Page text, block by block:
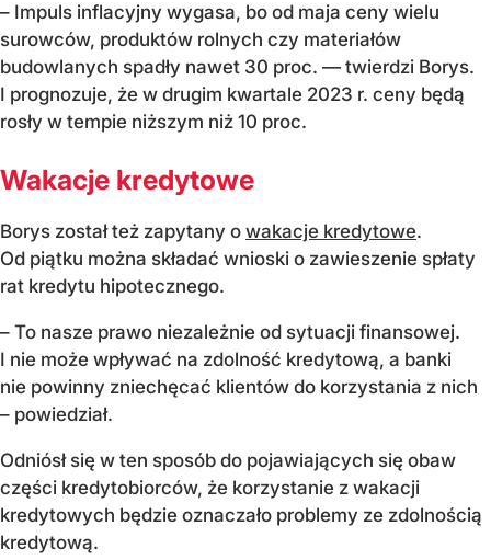
– Impuls inflacyjny wygasa, bo od maja ceny wielu
surowców, produktów rolnych czy materiałów
budowlanych spadły nawet 30 proc. — twierdzi Borys.
I prognozuje, że w drugim kwartale 2023 r. ceny będą
rosły w tempie niższym niż 10 proc.
Wakacje kredytowe
Borys został też zapytany o wakacje kredytowe.
Od piątku można składać wnioski o zawieszenie spłaty
rat kredytu hipotecznego.
– To nasze prawo niezależnie od sytuacji finansowej.
I nie może wpływać na zdolność kredytową, a banki
nie powinny zniechęcać klientów do korzystania z nich
– powiedział.
Odniósł się w ten sposób do pojawiających się obaw
części kredytobiorców, że korzystanie z wakacji
kredytowych będzie oznaczało problemy ze zdolnością
kredytową.